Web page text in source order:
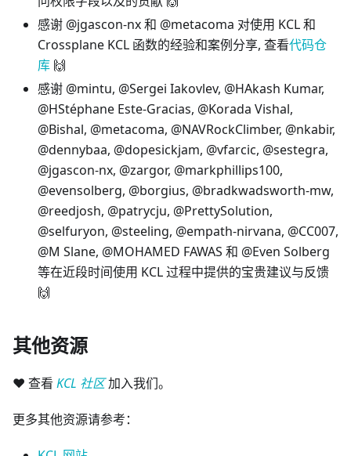
感谢 @jgascon-nx 和 @metacoma 对使用 KCL 和
Crossplane KCL 函数的经验和案例分享, 查看代码仓
库 🙌
感谢 @mintu, @Sergei Iakovlev, @HAkash Kumar,
@HStéphane Este-Gracias, @Korada Vishal,
@Bishal, @metacoma, @NAVRockClimber, @nkabir,
@dennybaa, @dopesickjam, @vfarcic, @sestegra,
@jgascon-nx, @zargor, @markphillips100,
@evensolberg, @borgius, @bradkwadsworth-mw,
@reedjosh, @patrycju, @PrettySolution,
@selfuryon, @steeling, @empath-nirvana, @CC007,
@M Slane, @MOHAMED FAWAS 和 @Even Solberg
等在近段时间使用 KCL 过程中提供的宝贵建议与反馈
🙌
其他资源
❤️ 查看 KCL 社区加入我们。
更多其他资源请参考：